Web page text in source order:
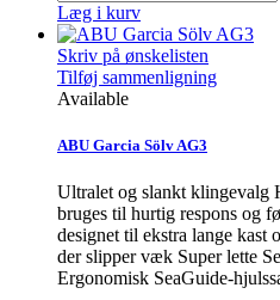
Læg i kurv
Skriv på ønskelisten
Tilføj sammenligning
Available
ABU Garcia Sölv AG3
Ultralet og slankt klingevalg
bruges til hurtig respons og
designet til ekstra lange
der slipper væk Super lette
Ergonomisk SeaGuide-